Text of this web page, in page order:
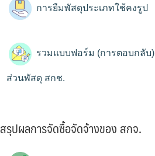
การยืมพัสดุประเภทใช้คงรูป
รวมแบบฟอร์ม (การตอบกลับ)
ส่วนพัสดุ สกช.
สรุปผลการจัดซื้อจัดจ้างของ สกจ.